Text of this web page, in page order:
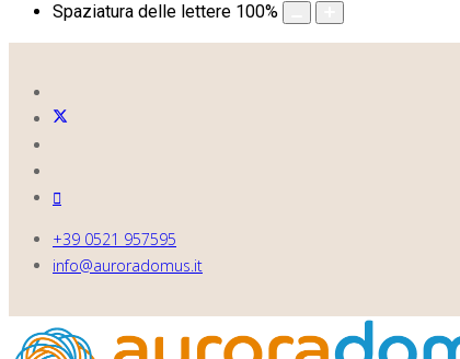
Spaziatura delle lettere 100%
+39 0521 957595
info@auroradomus.it